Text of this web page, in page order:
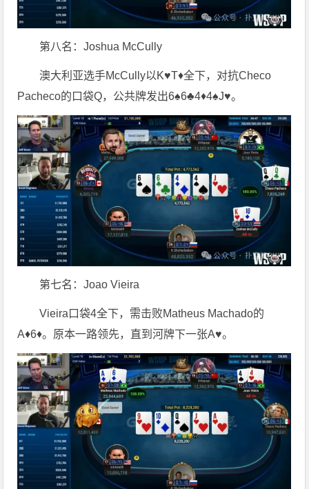
第八名：Joshua McCully
澳大利亚选手McCully以K♥T♦全下，对抗Checo
Pacheco的口袋Q，公共牌发出6♠6♣4♦4♠J♥。
第七名：Joao Vieira
Vieira口袋4全下，需击败Matheus Machado的
A♦6♦。原本一路领先，直到河牌下一张A♥。